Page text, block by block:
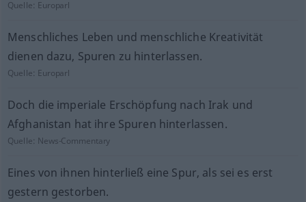
Quelle: Europarl
Menschliches Leben und menschliche Kreativität
dienen dazu, Spuren zu hinterlassen.
Quelle: Europarl
Doch die imperiale Erschöpfung nach Irak und
Afghanistan hat ihre Spuren hinterlassen.
Quelle: News-Commentary
Eines von ihnen hinterließ eine Spur, als sei es erst
gestern gestorben.